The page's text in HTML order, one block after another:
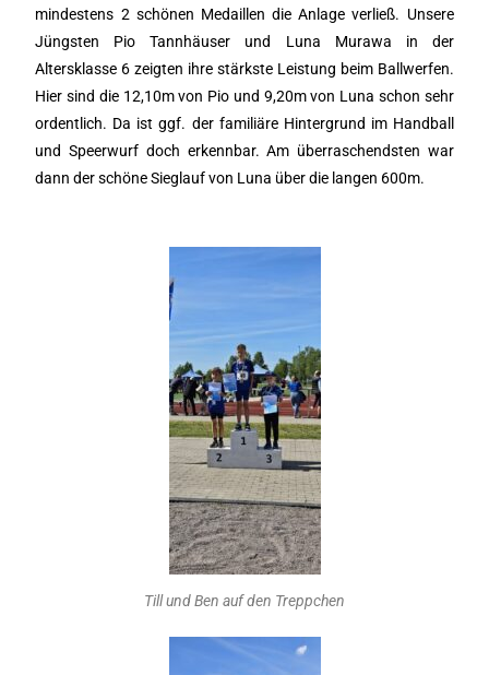
mindestens 2 schönen Medaillen die Anlage verließ. Unsere
Jüngsten Pio Tannhäuser und Luna Murawa in der
Altersklasse 6 zeigten ihre stärkste Leistung beim Ballwerfen.
Hier sind die 12,10m von Pio und 9,20m von Luna schon sehr
ordentlich. Da ist ggf. der familiäre Hintergrund im Handball
und Speerwurf doch erkennbar. Am überraschendsten war
dann der schöne Sieglauf von Luna über die langen 600m.
Till und Ben auf den Treppchen